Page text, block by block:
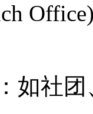
Office)
社团